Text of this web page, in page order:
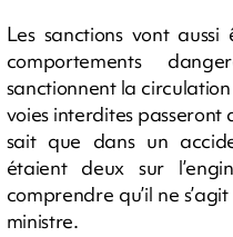
Les sanctions vont
comportements
sanctionnent la
voies interdites passeront
sait que dans un
étaient deux sur
comprendre qu’il ne
ministre.